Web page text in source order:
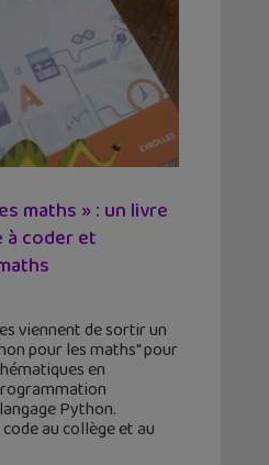
maths » : un livre
à coder et
viennent de sortir un
pour les maths" pour
en
Python.
au collège et au